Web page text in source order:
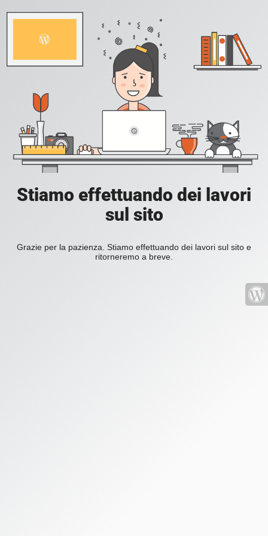
Stiamo effettuando dei lavori
sul sito
Grazie per la pazienza. Stiamo effettuando dei lavori sul sito e
ritorneremo a breve.